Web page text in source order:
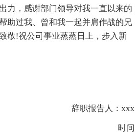
力，感谢部门领导对我一直以来的
助过我、曾和我一起并肩作战的兄
敬!祝公司事业蒸蒸日上，步入新
辞职报告人：xxx
时间